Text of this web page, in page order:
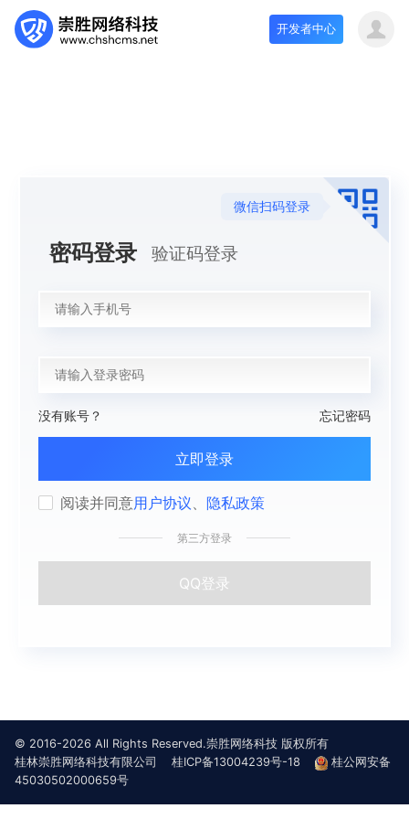
开发者中心
微信扫码登录
密码登录 验证码登录
没有账号？ 忘记密码
立即登录
阅读并同意用户协议、 隐私政策
第三方登录
QQ登录
© 2016-2026 All Rights Reserved.崇胜网络科技 版权所有
桂林崇胜网络科技有限公司
桂ICP备13004239号-18
桂公网安备
45030502000659号